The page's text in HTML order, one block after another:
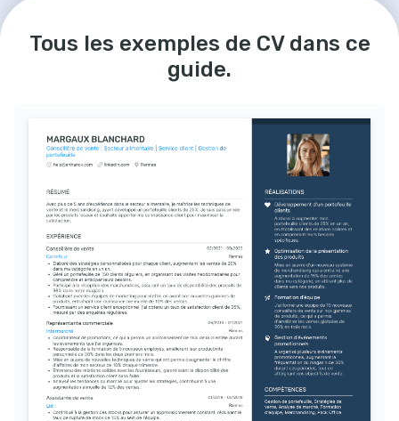
Tous les exemples de CV dans ce
guide.